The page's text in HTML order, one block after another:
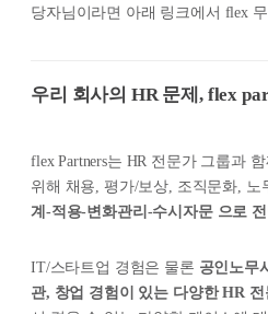
당자님이라면 아래 링크에서 flex
우리 회사의 HR 문제, flex
flex Partners는 HR 전문가 그룹과
위해 채용, 평가/보상, 조직문화, 노
계-적용-변화관리-수시자문 으로
IT/스타트업 경험은 물론 공인노무
관, 창업 경험이 있는 다양한 HR 전